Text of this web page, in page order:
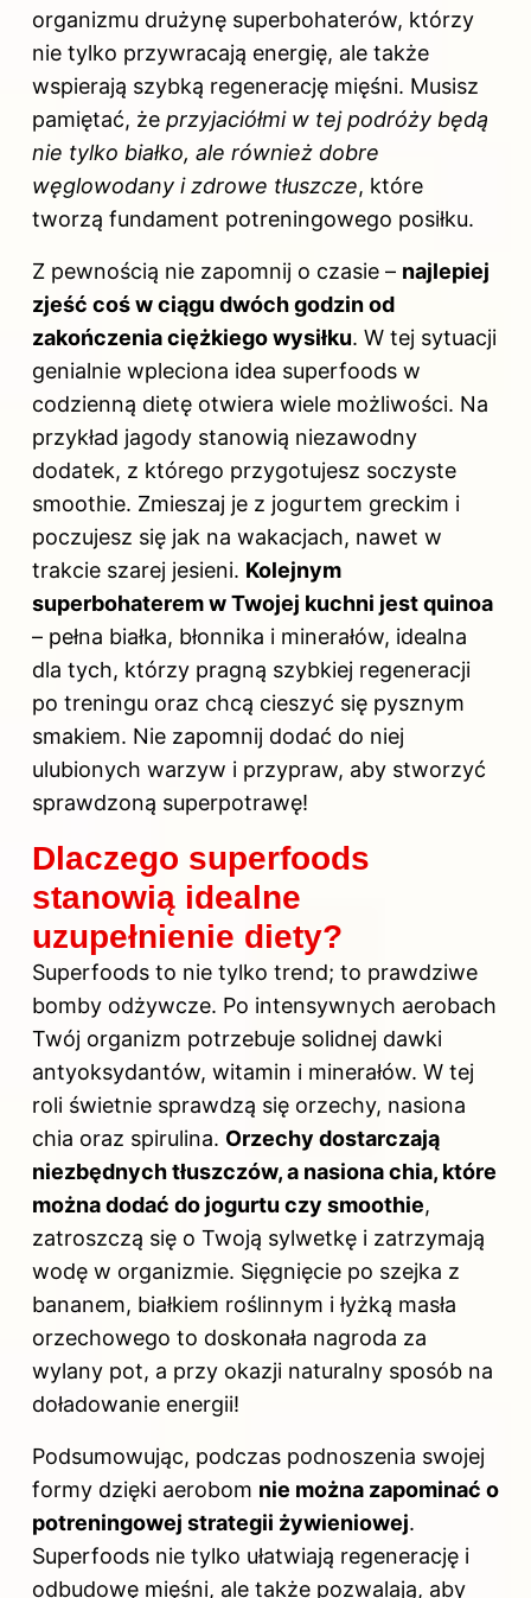
organizmu drużynę superbohaterów, którzy
nie tylko przywracają energię, ale także
wspierają szybką regenerację mięśni. Musisz
pamiętać, że przyjaciółmi w tej podróży będą
nie tylko białko, ale również dobre
węglowodany i zdrowe tłuszcze, które
tworzą fundament potreningowego posiłku.
Z pewnością nie zapomnij o czasie – najlepiej
zjeść coś w ciągu dwóch godzin od
zakończenia ciężkiego wysiłku. W tej sytuacji
genialnie wpleciona idea superfoods w
codzienną dietę otwiera wiele możliwości. Na
przykład jagody stanowią niezawodny
dodatek, z którego przygotujesz soczyste
smoothie. Zmieszaj je z jogurtem greckim i
poczujesz się jak na wakacjach, nawet w
trakcie szarej jesieni. Kolejnym
superbohaterem w Twojej kuchni jest quinoa
– pełna białka, błonnika i minerałów, idealna
dla tych, którzy pragną szybkiej regeneracji
po treningu oraz chcą cieszyć się pysznym
smakiem. Nie zapomnij dodać do niej
ulubionych warzyw i przypraw, aby stworzyć
sprawdzoną superpotrawę!
Dlaczego superfoods
stanowią idealne
uzupełnienie diety?
Superfoods to nie tylko trend; to prawdziwe
bomby odżywcze. Po intensywnych aerobach
Twój organizm potrzebuje solidnej dawki
antyoksydantów, witamin i minerałów. W tej
roli świetnie sprawdzą się orzechy, nasiona
chia oraz spirulina. Orzechy dostarczają
niezbędnych tłuszczów, a nasiona chia, które
można dodać do jogurtu czy smoothie,
zatroszczą się o Twoją sylwetkę i zatrzymają
wodę w organizmie. Sięgnięcie po szejka z
bananem, białkiem roślinnym i łyżką masła
orzechowego to doskonała nagroda za
wylany pot, a przy okazji naturalny sposób na
doładowanie energii!
Podsumowując, podczas podnoszenia swojej
formy dzięki aerobom nie można zapominać o
potreningowej strategii żywieniowej.
Superfoods nie tylko ułatwiają regenerację i
odbudowę mięśni, ale także pozwalają, aby